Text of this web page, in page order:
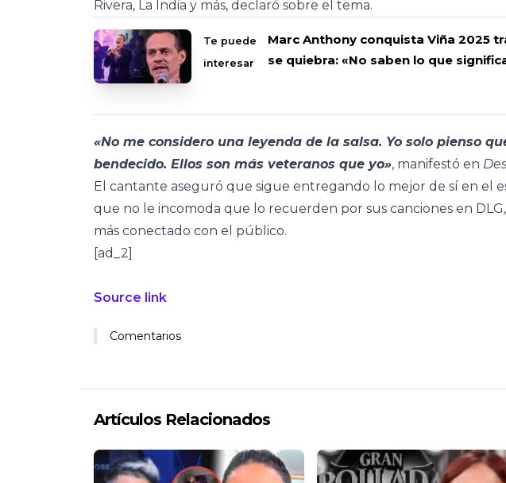
Rivera, La India y más, declaró sobre el tema.
Te puede
interesar
Marc Anthony conquista Viña 2025
se quiebra: «No saben lo que
«No me considero una leyenda de la salsa. Yo solo pienso
bendecido. Ellos son más veteranos que yo», manifestó en
El cantante aseguró que sigue entregando lo mejor de sí en el
que no le incomoda que lo recuerden por sus canciones en
más conectado con el público.
[ad_2]
Source link
Comentarios
Artículos Relacionados